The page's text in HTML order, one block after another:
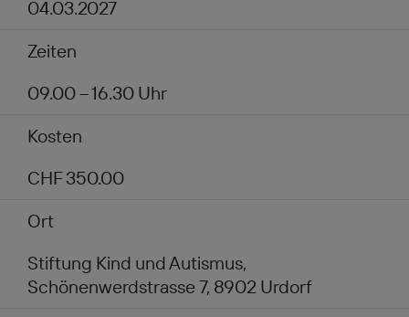
04.03.2027
Zeiten
09.00 – 16.30 Uhr
Kosten
CHF 350.00
Ort
Stiftung Kind und Autismus,
Schönenwerdstrasse 7, 8902 Urdorf